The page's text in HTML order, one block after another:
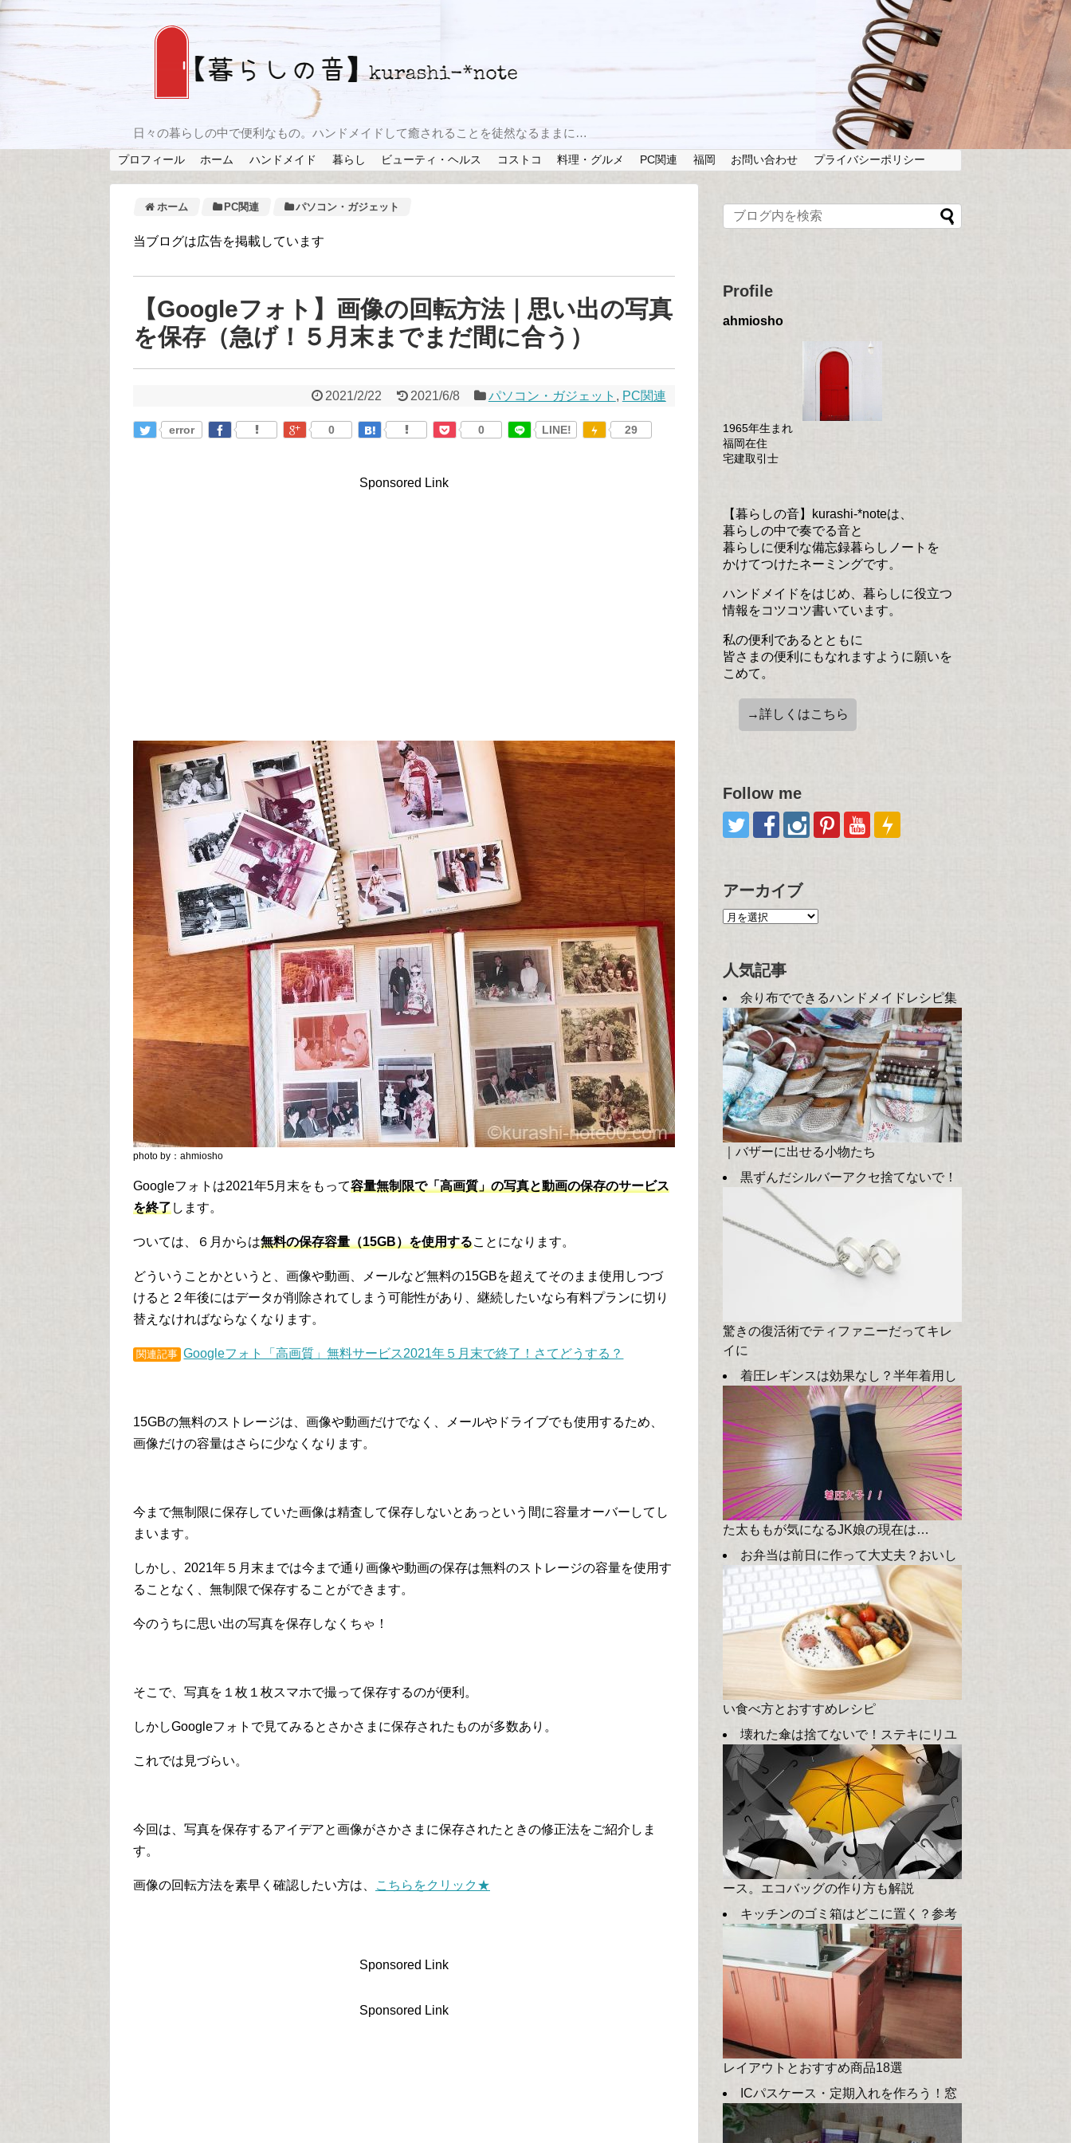
日々の暮らしの中で便利なもの。ハンドメイドして癒されることを徒然なるままに…
プロフィール ホーム ハンドメイド 暮らし ビューティ・ヘルス コストコ 料理・グルメ PC関連 福岡 お問い合わせ プライバシーポリシー
ホーム PC関連 パソコン・ガジェット
当ブログは広告を掲載しています
【Googleフォト】画像の回転方法｜思い出の写真
を保存（急げ！５月末までまだ間に合う）
2021/2/22 2021/6/8 パソコン・ガジェット , PC関連
error 0 0 LINE! 29
Sponsored Link
photo by：ahmiosho
Googleフォトは2021年5月末をもって容量無制限で「高画質」の写真と動画の保存のサービス
を終了します。
ついては、６月からは無料の保存容量（15GB）を使用することになります。
どういうことかというと、画像や動画、メールなど無料の15GBを超えてそのまま使用しつづ
けると２年後にはデータが削除されてしまう可能性があり、継続したいなら有料プランに切り
替えなければならなくなります。
関連記事 Googleフォト「高画質」無料サービス2021年５月末で終了！さてどうする？
15GBの無料のストレージは、画像や動画だけでなく、メールやドライブでも使用するため、
画像だけの容量はさらに少なくなります。
今まで無制限に保存していた画像は精査して保存しないとあっという間に容量オーバーしてし
まいます。
しかし、2021年５月末までは今まで通り画像や動画の保存は無料のストレージの容量を使用す
ることなく、無制限で保存することができます。
今のうちに思い出の写真を保存しなくちゃ！
そこで、写真を１枚１枚スマホで撮って保存するのが便利。
しかしGoogleフォトで見てみるとさかさまに保存されたものが多数あり。
これでは見づらい。
今回は、写真を保存するアイデアと画像がさかさまに保存されたときの修正法をご紹介しま
す。
画像の回転方法を素早く確認したい方は、 こちらをクリック★
Sponsored Link
Sponsored Link
Profile
ahmiosho
1965年生まれ
福岡在住
宅建取引士
【暮らしの音】kurashi-*noteは、
暮らしの中で奏でる音と
暮らしに便利な備忘録暮らしノートを
かけてつけたネーミングです。
ハンドメイドをはじめ、暮らしに役立つ
情報をコツコツ書いています。
私の便利であるとともに
皆さまの便利にもなれますように願いを
こめて。
→詳しくはこちら
Follow me
アーカイブ
人気記事
余り布でできるハンドメイドレシピ集
｜バザーに出せる小物たち
黒ずんだシルバーアクセ捨てないで！
驚きの復活術でティファニーだってキレ
イに
着圧レギンスは効果なし？半年着用し
た太ももが気になるJK娘の現在は…
お弁当は前日に作って大丈夫？おいし
い食べ方とおすすめレシピ
壊れた傘は捨てないで！ステキにリユ
ース。エコバッグの作り方も解説
キッチンのゴミ箱はどこに置く？参考
レイアウトとおすすめ商品18選
ICパスケース・定期入れを作ろう！窓